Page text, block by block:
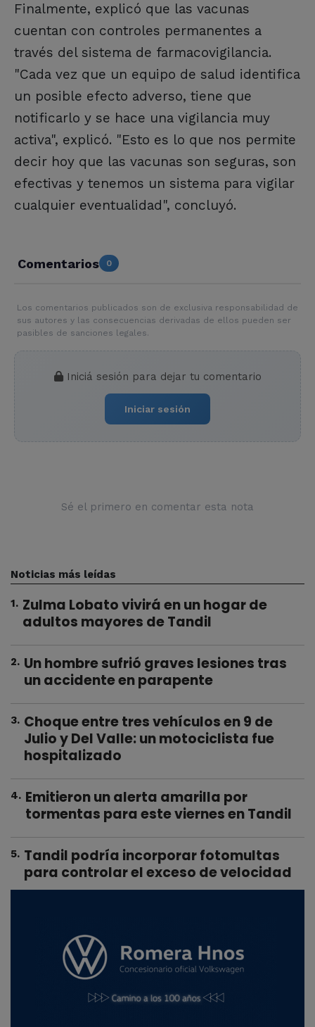
Finalmente, explicó que las vacunas
cuentan con controles permanentes a
través del sistema de farmacovigilancia.
"Cada vez que un equipo de salud identifica
un posible efecto adverso, tiene que
notificarlo y se hace una vigilancia muy
activa", explicó. "Esto es lo que nos permite
decir hoy que las vacunas son seguras, son
efectivas y tenemos un sistema para vigilar
cualquier eventualidad", concluyó.
Comentarios 0
Los comentarios publicados son de exclusiva responsabilidad de
sus autores y las consecuencias derivadas de ellos pueden ser
pasibles de sanciones legales.
Iniciá sesión para dejar tu comentario
Iniciar sesión
Sé el primero en comentar esta nota
Noticias más leídas
1. Zulma Lobato vivirá en un hogar de
adultos mayores de Tandil
2. Un hombre sufrió graves lesiones tras
un accidente en parapente
3. Choque entre tres vehículos en 9 de
Julio y Del Valle: un motociclista fue
hospitalizado
4. Emitieron un alerta amarilla por
tormentas para este viernes en Tandil
5. Tandil podría incorporar fotomultas
para controlar el exceso de velocidad